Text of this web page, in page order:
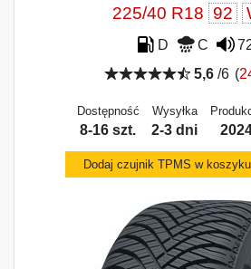
225/40 R18 92
D C
5,6/6 (
Dostępność
8-16 szt.
Wysyłka
2-3 dni
Dodaj czujnik TPMS w